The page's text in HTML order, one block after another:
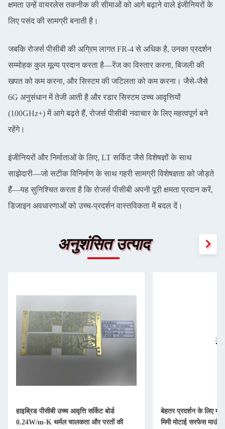
क्षमता उन्हें वायरलेस तकनीक की सीमाओं को आगे बढ़ाने वाले इंजीनियरों के
लिए पसंद की सामग्री बनाती है।
जबकि रोजर्स पीसीबी की अग्रिम लागत FR-4 से अधिक है, उनका प्रदर्शन
सम्मोहक कुल मूल्य प्रदान करता है—रेंज का विस्तार करना, बिजली की
खपत को कम करना, और सिस्टम की जटिलता को कम करना। जैसे-जैसे
6G अनुसंधान में तेजी आती है और रडार सिस्टम उच्च आवृत्तियों
(100GHz+) में आगे बढ़ते हैं, रोजर्स पीसीबी नवाचार के लिए महत्वपूर्ण बने
रहेंगे।
इंजीनियरों और निर्माताओं के लिए, LT सर्किट जैसे विशेषज्ञों के साथ
साझेदारी—जो सटीक विनिर्माण के साथ गहरी सामग्री विशेषज्ञता को जोड़ते
हैं—यह सुनिश्चित करता है कि रोजर्स पीसीबी अपनी पूरी क्षमता प्रदान करें,
डिजाइन अवधारणाओं को उच्च-प्रदर्शन वास्तविकता में बदल दें।
अनुशंसित उत्पाद
हाइब्रिड पीसीबी उच्च आवृत्ति सर्किट बोर्ड
0.24W/m-K थर्मल चालकता और परतों की
बेहतर प्रदर्शन के लिए
मिमी मोटाई सरफेस माउंट